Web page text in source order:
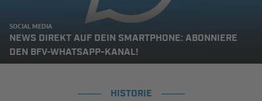
SOCIAL MEDIA
NEWS DIREKT AUF DEIN SMARTPHONE: ABONNIERE
DEN BFV-WHATSAPP-KANAL!
HISTORIE